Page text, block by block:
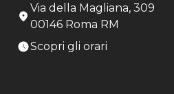
Via della Magliana, 309
00146 Roma RM
Scopri gli orari